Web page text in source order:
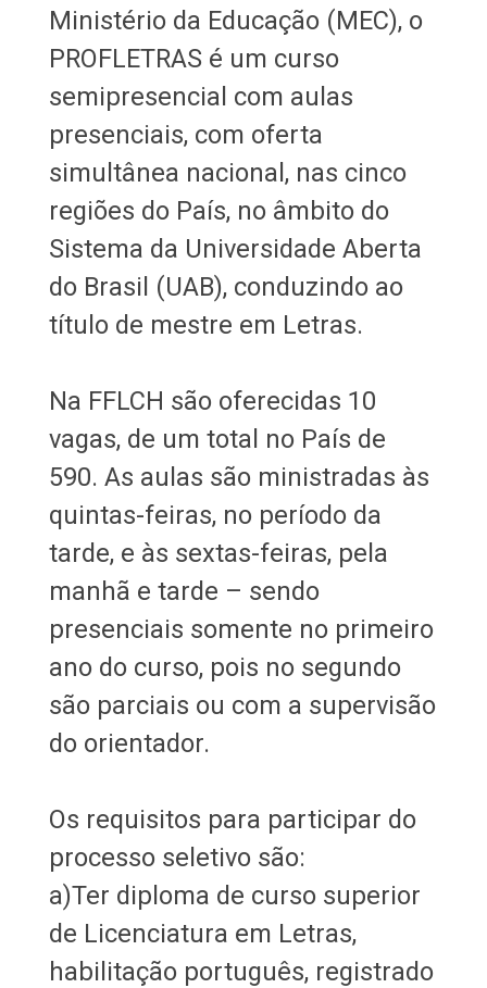
Ministério da Educação (MEC), o
PROFLETRAS é um curso
semipresencial com aulas
presenciais, com oferta
simultânea nacional, nas cinco
regiões do País, no âmbito do
Sistema da Universidade Aberta
do Brasil (UAB), conduzindo ao
título de mestre em Letras.
Na FFLCH são oferecidas 10
vagas, de um total no País de
590. As aulas são ministradas às
quintas-feiras, no período da
tarde, e às sextas-feiras, pela
manhã e tarde – sendo
presenciais somente no primeiro
ano do curso, pois no segundo
são parciais ou com a supervisão
do orientador.
Os requisitos para participar do
processo seletivo são:
a)Ter diploma de curso superior
de Licenciatura em Letras,
habilitação português, registrado